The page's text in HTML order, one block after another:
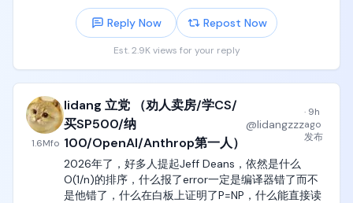
Reply Now Repost Now
Est. 2.9K views for your reply
1.6Mfo
lidang 立党 （劝人卖房/学CS/
买SP500/纳
100/OpenAI/Anthrop第一人）
@lidangzzz
· 9h
ago
发布
2026年了，好多人提起Jeff Deans，依然是什么
O(1/n)的排序，什么报了error一定是编译器错了而不
是他错了，什么在白板上证明了P=NP，什么能直接读